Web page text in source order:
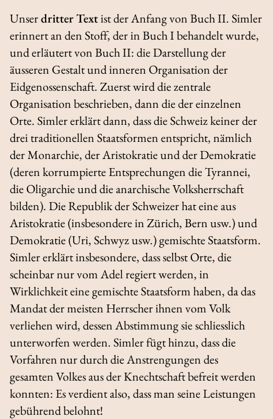
Unserdritter Textist der Anfang von Buch II. Simler
erinnert an den Stoff, der in Buch I behandelt wurde,
und erläutert von Buch II: die Darstellung der
äusseren Gestalt und inneren Organisation der
Eidgenossenschaft. Zuerst wird die zentrale
Organisation beschrieben, dann die der einzelnen
Orte. Simler erklärt dann, dass die Schweiz keiner der
drei traditionellen Staatsformen entspricht, nämlich
der Monarchie, der Aristokratie und der Demokratie
(deren korrumpierte Entsprechungen die Tyrannei,
die Oligarchie und die anarchische Volksherrschaft
bilden). Die Republik der Schweizer hat eine aus
Aristokratie (insbesondere in Zürich, Bern usw.) und
Demokratie (Uri, Schwyz usw.) gemischte Staatsform.
Simler erklärt insbesondere, dass selbst Orte, die
scheinbar nur vom Adel regiert werden, in
Wirklichkeit eine gemischte Staatsform haben, da das
Mandat der meisten Herrscher ihnen vom Volk
verliehen wird, dessen Abstimmung sie schliesslich
unterworfen werden. Simler fügt hinzu, dass die
Vorfahren nur durch die Anstrengungen des
gesamten Volkes aus der Knechtschaft befreit werden
konnten: Es verdient also, dass man seine Leistungen
gebührend belohnt!